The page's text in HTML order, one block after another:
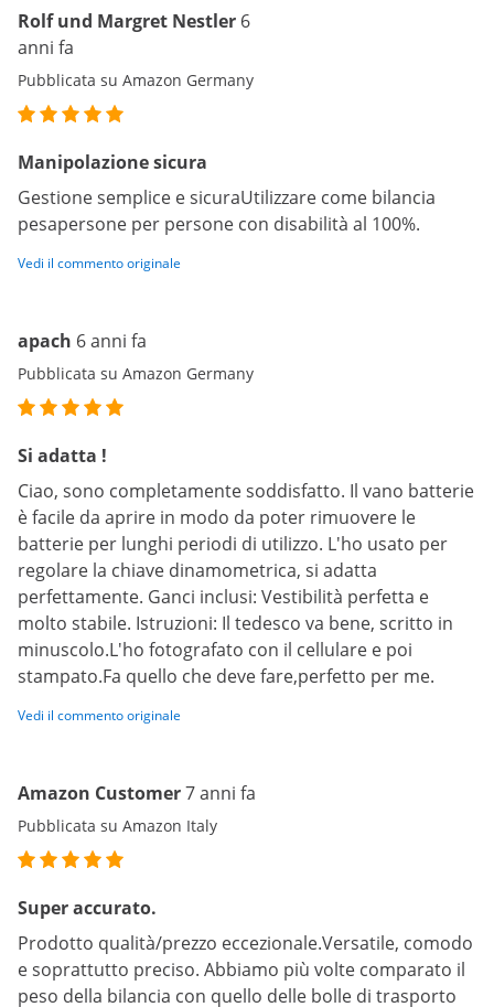
Rolf und Margret Nestler 6
anni fa
Pubblicata su Amazon Germany
Manipolazione sicura
Gestione semplice e sicuraUtilizzare come bilancia
pesapersone per persone con disabilità al 100%.
Vedi il commento originale
apach 6 anni fa
Pubblicata su Amazon Germany
Si adatta !
Ciao, sono completamente soddisfatto. Il vano batterie
è facile da aprire in modo da poter rimuovere le
batterie per lunghi periodi di utilizzo. L'ho usato per
regolare la chiave dinamometrica, si adatta
perfettamente. Ganci inclusi: Vestibilità perfetta e
molto stabile. Istruzioni: Il tedesco va bene, scritto in
minuscolo.L'ho fotografato con il cellulare e poi
stampato.Fa quello che deve fare,perfetto per me.
Vedi il commento originale
Amazon Customer7 anni fa
Pubblicata su Amazon Italy
Super accurato.
Prodotto qualità/prezzo eccezionale.Versatile, comodo
e soprattutto preciso. Abbiamo più volte comparato il
peso della bilancia con quello delle bolle di trasporto